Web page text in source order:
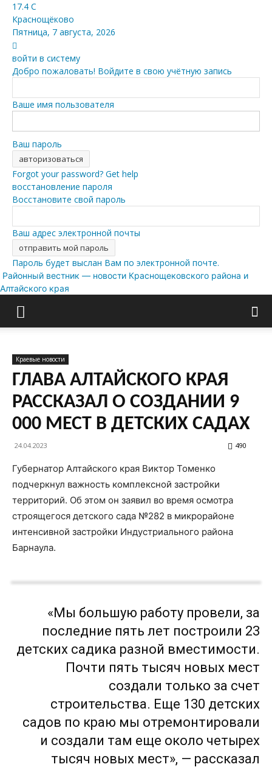
17.4 C
Краснощёково
Пятница, 7 августа, 2026
войти в систему
Добро пожаловать! Войдите в свою учётную запись
Ваше имя пользователя
Ваш пароль
Forgot your password? Get help
восстановление пароля
Восстановите свой пароль
Ваш адрес электронной почты
Пароль будет выслан Вам по электронной почте.
Районный вестник — новости Краснощековского района и
Алтайского края
Краевые новости
ГЛАВА АЛТАЙСКОГО КРАЯ
РАССКАЗАЛ О СОЗДАНИИ 9
000 МЕСТ В ДЕТСКИХ САДАХ
24.04.2023 490
Губернатор Алтайского края Виктор Томенко
подчеркнул важность комплексной застройки
территорий. Об этом он заявил во время осмотра
строящегося детского сада №282 в микрорайоне
интенсивной застройки Индустриального района
Барнаула.
«Мы большую работу провели, за
последние пять лет построили 23
детских садика разной вместимости.
Почти пять тысяч новых мест
создали только за счет
строительства. Еще 130 детских
садов по краю мы отремонтировали
и создали там еще около четырех
тысяч новых мест», — рассказал